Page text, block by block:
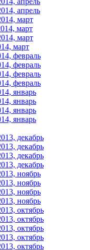
апрель
март
март
март
март
февраль
февраль
февраль
февраль
январь
январь
январь
январь
декабрь
декабрь
декабрь
декабрь
ноябрь
ноябрь
ноябрь
ноябрь
октябрь
октябрь
октябрь
октябрь
октябрь